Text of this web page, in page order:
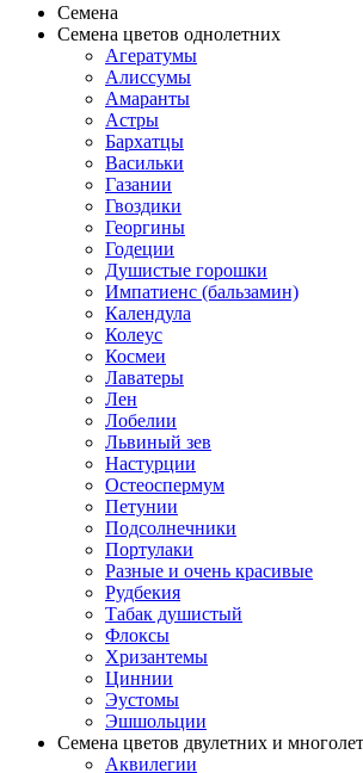
Семена
Семена цветов однолетних
Агератумы
Алиссумы
Амаранты
Астры
Бархатцы
Васильки
Газании
Гвоздики
Георгины
Годеции
Душистые горошки
Импатиенс (бальзамин)
Календула
Колеус
Космеи
Лаватеры
Лен
Лобелии
Львиный зев
Настурции
Остеоспермум
Петунии
Подсолнечники
Портулаки
Разные и очень красивые
Рудбекия
Табак душистый
Флоксы
Хризантемы
Циннии
Эустомы
Эшшольции
Семена цветов двулетних и
Аквилегии